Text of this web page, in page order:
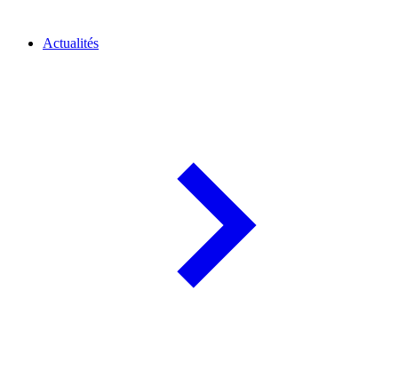
Actualités